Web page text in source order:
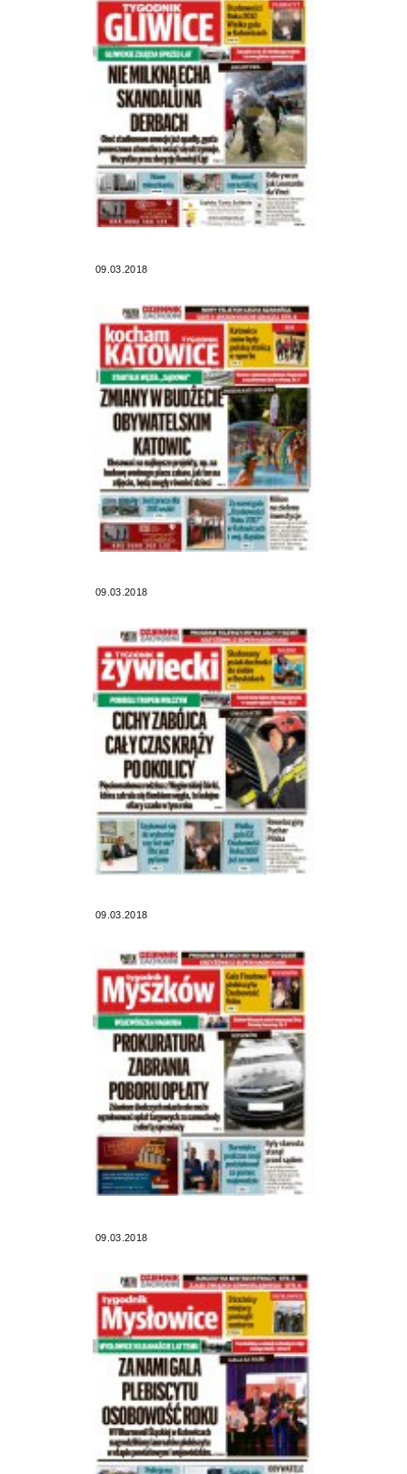
09.03.2018
09.03.2018
09.03.2018
09.03.2018